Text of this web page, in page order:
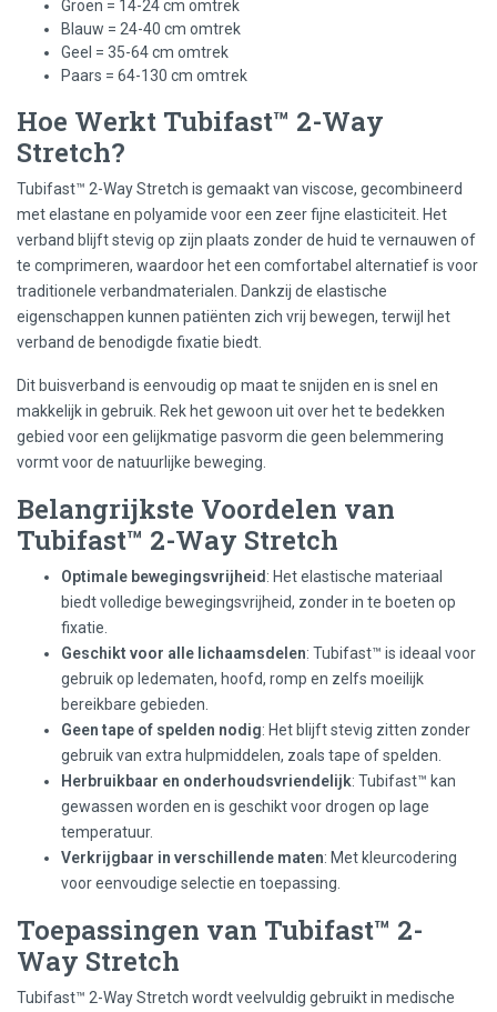
Groen = 14-24 cm omtrek
Blauw = 24-40 cm omtrek
Geel = 35-64 cm omtrek
Paars = 64-130 cm omtrek
Hoe Werkt Tubifast™ 2-Way
Stretch?
Tubifast™ 2-Way Stretch is gemaakt van viscose, gecombineerd
met elastane en polyamide voor een zeer fijne elasticiteit. Het
verband blijft stevig op zijn plaats zonder de huid te vernauwen of
te comprimeren, waardoor het een comfortabel alternatief is voor
traditionele verbandmaterialen. Dankzij de elastische
eigenschappen kunnen patiënten zich vrij bewegen, terwijl het
verband de benodigde fixatie biedt.
Dit buisverband is eenvoudig op maat te snijden en is snel en
makkelijk in gebruik. Rek het gewoon uit over het te bedekken
gebied voor een gelijkmatige pasvorm die geen belemmering
vormt voor de natuurlijke beweging.
Belangrijkste Voordelen van
Tubifast™ 2-Way Stretch
Optimale bewegingsvrijheid : Het elastische materiaal
biedt volledige bewegingsvrijheid, zonder in te boeten op
fixatie.
Geschikt voor alle lichaamsdelen: Tubifast™ is ideaal voor
gebruik op ledematen, hoofd, romp en zelfs moeilijk
bereikbare gebieden.
Geen tape of spelden nodig: Het blijft stevig zitten zonder
gebruik van extra hulpmiddelen, zoals tape of spelden.
Herbruikbaar en onderhoudsvriendelijk: Tubifast™ kan
gewassen worden en is geschikt voor drogen op lage
temperatuur.
Verkrijgbaar in verschillende maten: Met kleurcodering
voor eenvoudige selectie en toepassing.
Toepassingen van Tubifast™ 2-
Way Stretch
Tubifast™ 2-Way Stretch wordt veelvuldig gebruikt in medische